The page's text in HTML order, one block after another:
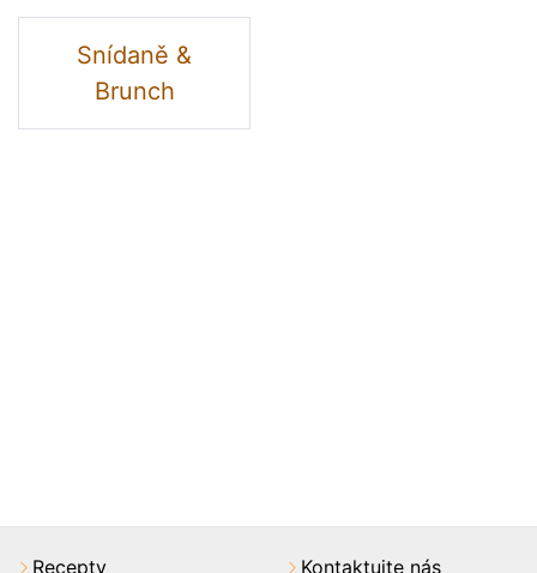
Snídaně &
Brunch
Recepty Kontaktujte nás